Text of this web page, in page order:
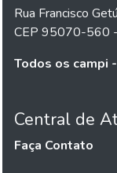
Rua Francisco
CEP 95070-560
Todos os campi
Central de
Faça Contato